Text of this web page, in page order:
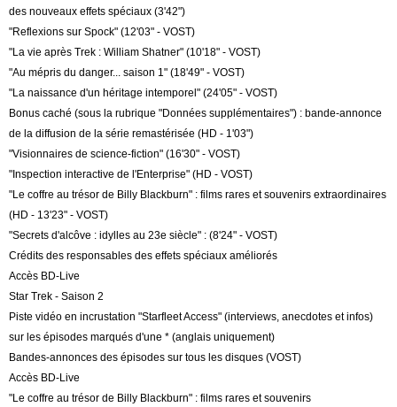
des nouveaux effets spéciaux (3'42")
"Reflexions sur Spock" (12'03" - VOST)
"La vie après Trek : William Shatner" (10'18" - VOST)
"Au mépris du danger... saison 1" (18'49" - VOST)
"La naissance d'un héritage intemporel" (24'05" - VOST)
Bonus caché (sous la rubrique "Données supplémentaires") : bande-annonce
de la diffusion de la série remastérisée (HD - 1'03")
"Visionnaires de science-fiction" (16'30" - VOST)
"Inspection interactive de l'Enterprise" (HD - VOST)
"Le coffre au trésor de Billy Blackburn" : films rares et souvenirs extraordinaires
(HD - 13'23" - VOST)
"Secrets d'alcôve : idylles au 23e siècle" : (8'24" - VOST)
Crédits des responsables des effets spéciaux améliorés
Accès BD-Live
Star Trek - Saison 2
Piste vidéo en incrustation "Starfleet Access" (interviews, anecdotes et infos)
sur les épisodes marqués d'une * (anglais uniquement)
Bandes-annonces des épisodes sur tous les disques (VOST)
Accès BD-Live
"Le coffre au trésor de Billy Blackburn" : films rares et souvenirs